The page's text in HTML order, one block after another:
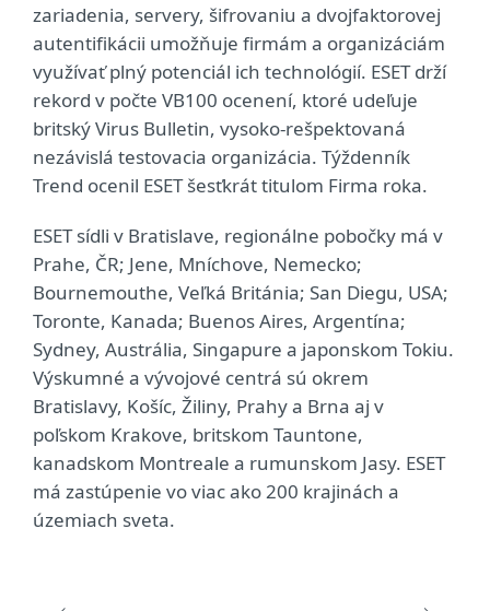
zariadenia, servery, šifrovaniu a dvojfaktorovej
autentifikácii umožňuje firmám a organizáciám
využívať plný potenciál ich technológií. ESET drží
rekord v počte VB100 ocenení, ktoré udeľuje
britský Virus Bulletin, vysoko-rešpektovaná
nezávislá testovacia organizácia. Týždenník
Trend ocenil ESET šesťkrát titulom Firma roka.
ESET sídli v Bratislave, regionálne pobočky má v
Prahe, ČR; Jene, Mníchove, Nemecko;
Bournemouthe, Veľká Británia; San Diegu, USA;
Toronte, Kanada; Buenos Aires, Argentína;
Sydney, Austrália, Singapure a japonskom Tokiu.
Výskumné a vývojové centrá sú okrem
Bratislavy, Košíc, Žiliny, Prahy a Brna aj v
poľskom Krakove, britskom Tauntone,
kanadskom Montreale a rumunskom Jasy. ESET
má zastúpenie vo viac ako 200 krajinách a
územiach sveta.